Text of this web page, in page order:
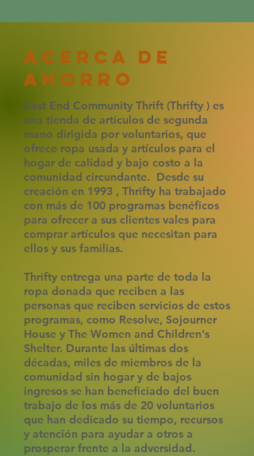
ACERCA DE
AHORRO
East End Community Thrift (Thrifty ) es
una tienda de artículos de segunda
mano dirigida por voluntarios, que
ofrece ropa usada y artículos para el
hogar de calidad y bajo costo a la
comunidad circundante. Desde su
creación en 1993 , Thrifty ha trabajado
con más de 100 programas benéficos
para ofrecer a sus clientes vales para
comprar artículos que necesitan para
ellos y sus familias.
Thrifty entrega una parte de toda la
ropa donada que reciben a las
personas que reciben servicios de estos
programas, como Resolve, Sojourner
House y The Women and Children's
Shelter. Durante las últimas dos
décadas, miles de miembros de la
comunidad sin hogar y de bajos
ingresos se han beneficiado del buen
trabajo de los más de 20 voluntarios
que han dedicado su tiempo, recursos
y atención para ayudar a otros a
prosperar frente a la adversidad.